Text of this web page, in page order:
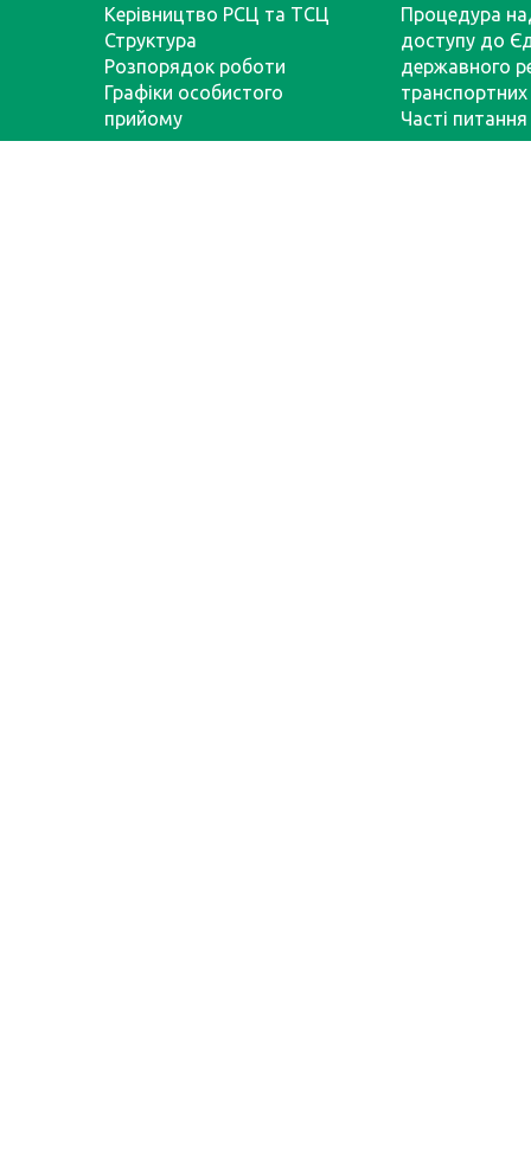
Керівництво РСЦ та ТСЦ
Структура
Розпорядок роботи
Графіки особистого
прийому
Процедура
доступу до
державного
транспортних
Часті питання